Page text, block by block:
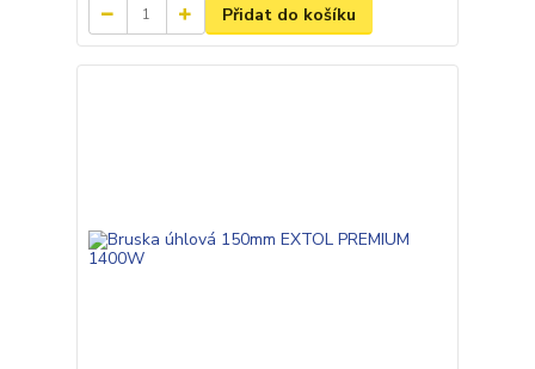
Přidat do košíku